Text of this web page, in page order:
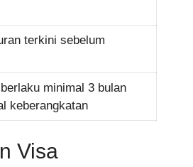
terkini sebelum
minimal 3 bulan
keberangkatan
Visa